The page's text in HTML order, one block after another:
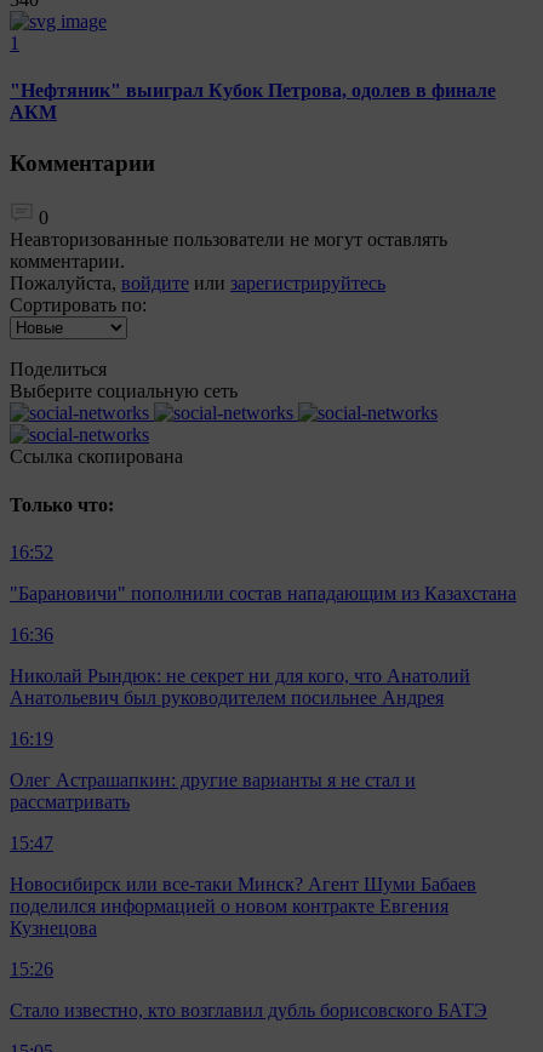
1
"Нефтяник" выиграл Кубок Петрова, одолев в финале
АКМ
Комментарии
0
Неавторизованные пользователи не могут оставлять
комментарии.
Пожалуйста, войдите или зарегистрируйтесь
Сортировать по:
Поделиться
Выберите социальную сеть
Ccылка скопирована
Только что:
16:52
"Барановичи" пополнили состав нападающим из Казахстана
16:36
Николай Рындюк: не секрет ни для кого, что Анатолий
Анатольевич был руководителем посильнее Андрея
16:19
Олег Астрашапкин: другие варианты я не стал и
рассматривать
15:47
Новосибирск или все-таки Минск? Агент Шуми Бабаев
поделился информацией о новом контракте Евгения
Кузнецова
15:26
Стало известно, кто возглавил дубль борисовского БАТЭ